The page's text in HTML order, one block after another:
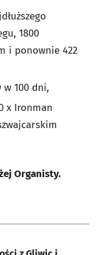
1800
i ponownie 422
w 100 dni,
x Ironman
Organisty.